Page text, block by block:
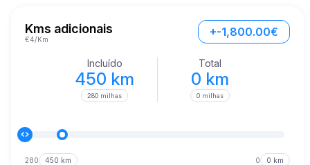
viagens emocionantes, quer esteja a navegar pelas
sofisticadas ruas de Zagreb ou embarcando em aventuras
emocionantes através das deslumbrantes paisagens europeias.
No interior, o G63 AMG ostenta tecnologia avançada projetada
para melhorar a sua experiência de condução.
Kms adicionais
€4/Km
+-1,800.00€
Incluído
450 km
280 milhas
Total
0 km
0 milhas
280 450 km 0 0 km